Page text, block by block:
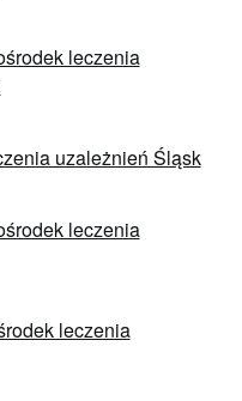
leczenia
uzależnień Śląsk
leczenia
leczenia